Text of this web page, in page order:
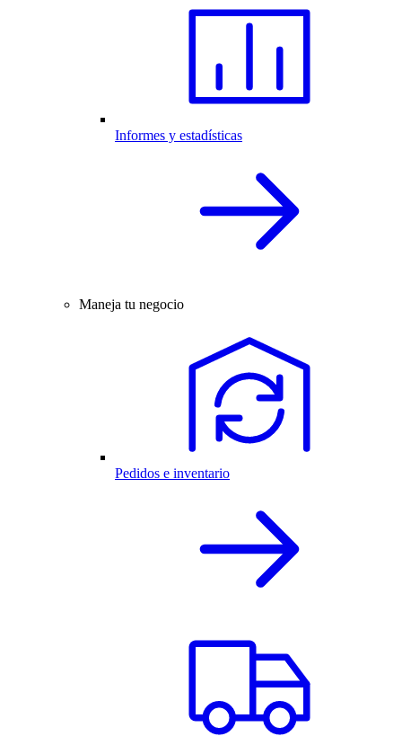
Informes y estadísticas
Maneja tu negocio
Pedidos e inventario